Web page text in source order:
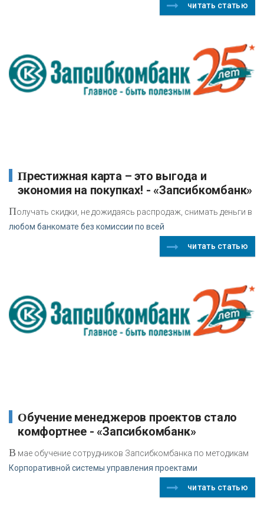
читать статью
Престижная карта – это выгода и
экономия на покупках! - «Запсибкомбанк»
Получать скидки, не дожидаясь распродаж, снимать деньги в
любом банкомате без комиссии по всей
читать статью
Обучение менеджеров проектов стало
комфортнее - «Запсибкомбанк»
В мае обучение сотрудников Запсибкомбанка по методикам
Корпоративной системы управления проектами
читать статью